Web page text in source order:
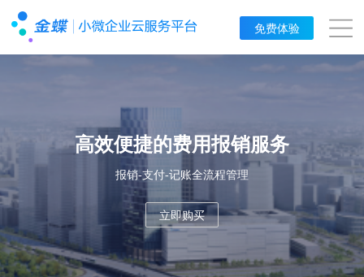
免费体验
高效便捷的费用报销服务
报销-支付-记账全流程管理
立即购买